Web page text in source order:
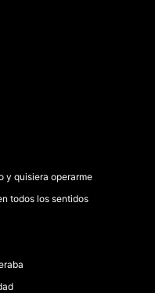
y quisiera operarme
todos los sentidos